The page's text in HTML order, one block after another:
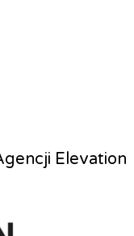
Elevation